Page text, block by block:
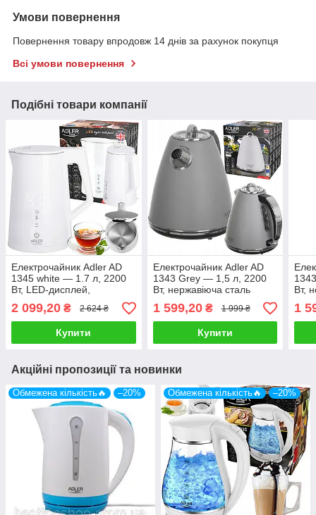
Умови повернення
Повернення товару впродовж 14 днів за рахунок покупця
Всі умови повернення
Подібні товари компанії
Електрочайник Adler AD
1345 white — 1.7 л, 2200
Вт, LED-дисплей,
регулювання
температури, STRIX
2 099,20 ₴ 2 624 ₴
Купити
Електрочайник Adler AD
1343 Grey — 1,5 л, 2200
Вт, нержавіюча сталь
1 599,20₴ 1 999 ₴
Купити
Вт,
1
Акційні пропозиції та новинки
Обмежена кількість🔥 –20% Обмежена кількість🔥 –20%